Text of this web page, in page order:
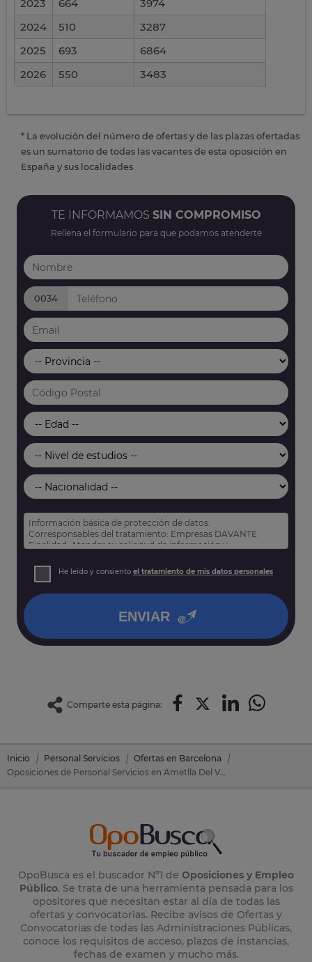
2023 664
3974
2024
510
3287
2025
693
6864
2026
550 3483
* La evolución del número de ofertas y de las plazas ofertadas
es un sumatorio de todas las vacantes de esta oposición en
España y sus localidades
TE INFORMAMOS SIN COMPROMISO
Rellena el formulario para que podamos atenderte
0034
Información básica de protección de datos:
Corresponsables del tratamiento: Empresas DAVANTE
Finalidad: Atender su solicitud de información y
Derechos: Puede acceder, rectificar y suprimir sus datos,
así como otros derechos tal y como se explica en nuestra
He leído y consiento el tratamiento de mis datos personales
ENVIAR
Comparte esta página:
Inicio Personal Servicios
Ofertas en Barcelona
Oposiciones de Personal Servicios en Ametlla Del Valles, L' (Barcelona)
OpoBusca es el buscador Nº1 de Oposiciones y Empleo
Público. Se trata de una herramienta pensada para los
opositores que necesitan estar al día de todas las
ofertas y convocatorias. Recibe avisos de Ofertas y
Convocatorias de todas las Administraciones Públicas,
conoce los requisitos de acceso, plazos de instancias,
fechas de examen y mucho más.